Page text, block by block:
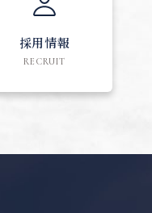
採用情報
RECRUIT